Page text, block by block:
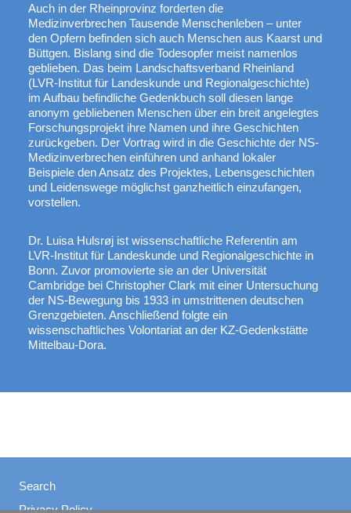
Auch in der Rheinprovinz forderten die
Medizinverbrechen Tausende Menschenleben – unter
den Opfern befinden sich auch Menschen aus Kaarst und
Büttgen. Bislang sind die Todesopfer meist namenlos
geblieben. Das beim Landschaftsverband Rheinland
(LVR-Institut für Landeskunde und Regionalgeschichte)
im Aufbau befindliche Gedenkbuch soll diesen lange
anonym gebliebenen Menschen über ein breit angelegtes
Forschungsprojekt ihre Namen und ihre Geschichten
zurückgeben. Der Vortrag wird in die Geschichte der NS-
Medizinverbrechen einführen und anhand lokaler
Beispiele den Ansatz des Projektes, Lebensgeschichten
und Leidenswege möglichst ganzheitlich einzufangen,
vorstellen.
Dr. Luisa Hulsrøj ist wissenschaftliche Referentin am
LVR-Institut für Landeskunde und Regionalgeschichte in
Bonn. Zuvor promovierte sie an der Universität
Cambridge bei Christopher Clark mit einer Untersuchung
der NS-Bewegung bis 1933 in umstrittenen deutschen
Grenzgebieten. Anschließend folgte ein
wissenschaftliches Volontariat an der KZ-Gedenkstätte
Mittelbau-Dora.
Search
Privacy Policy